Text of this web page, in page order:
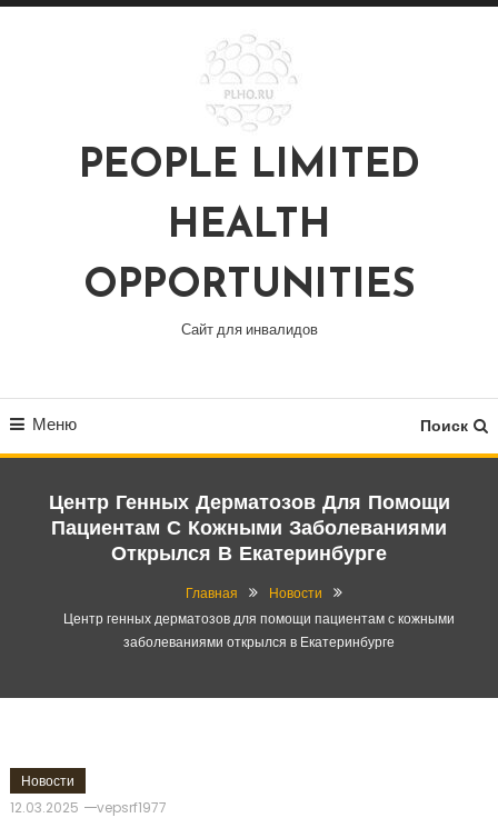
Перейти
PEOPLE LIMITED
HEALTH
OPPORTUNITIES
Сайт для инвалидов
Меню Поиск
Центр Генных Дерматозов Для Помощи
Пациентам С Кожными Заболеваниями
Открылся В Екатеринбурге
Главная
Новости
Центр генных дерматозов для помощи пациентам с кожными
заболеваниями открылся в Екатеринбурге
Новости
12.03.2025
vepsrf1977